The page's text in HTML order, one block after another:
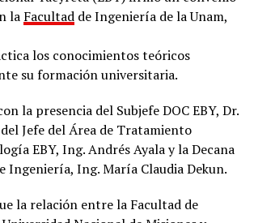
la Facultadde Ingeniería de la Unam,
los conocimientos teóricos
su formación universitaria.
la presencia del Subjefe DOC EBY, Dr.
Jefe del Área de Tratamiento
EBY, Ing. Andrés Ayala y la Decana
Ingeniería, Ing. María Claudia Dekun.
la relación entre la Facultad de